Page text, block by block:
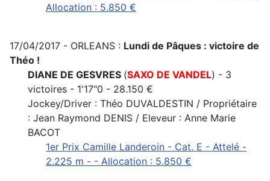
Allocation : 5.850 €
17/04/2017 - ORLEANS : Lundi de Pâques : victoire de
Théo !
DIANE DE GESVRES (SAXO DE VANDEL) - 3
victoires - 1'17"0 - 28.150 €
Jockey/Driver : Théo DUVALDESTIN / Propriétaire
: Jean Raymond DENIS / Eleveur : Anne Marie
BACOT
1er Prix Camille Landeroin - Cat. E - Attelé -
2.225 m - - Allocation : 5.850 €